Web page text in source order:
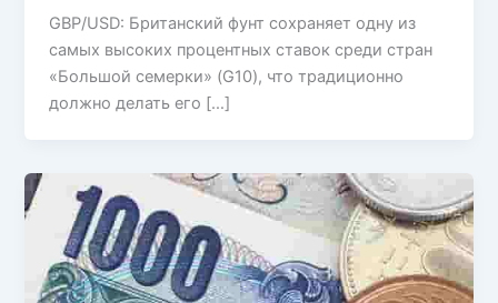
GBP/USD: Британский фунт сохраняет одну из
самых высоких процентных ставок среди стран
«Большой семерки» (G10), что традиционно
должно делать его […]